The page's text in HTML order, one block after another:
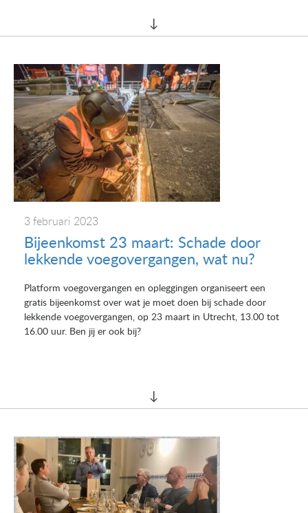
3 februari 2023
Bijeenkomst 23 maart: Schade door
lekkende voegovergangen, wat nu?
Platform voegovergangen en opleggingen organiseert een
gratis bijeenkomst over wat je moet doen bij schade door
lekkende voegovergangen, op 23 maart in Utrecht, 13.00 tot
16.00 uur. Ben jij er ook bij?